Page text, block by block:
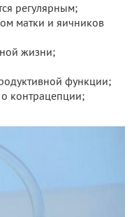
регулярным;
матки и яичников
жизни;
функции;
контрацепции;